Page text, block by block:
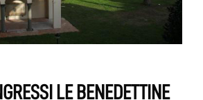
LE BENEDETTINE